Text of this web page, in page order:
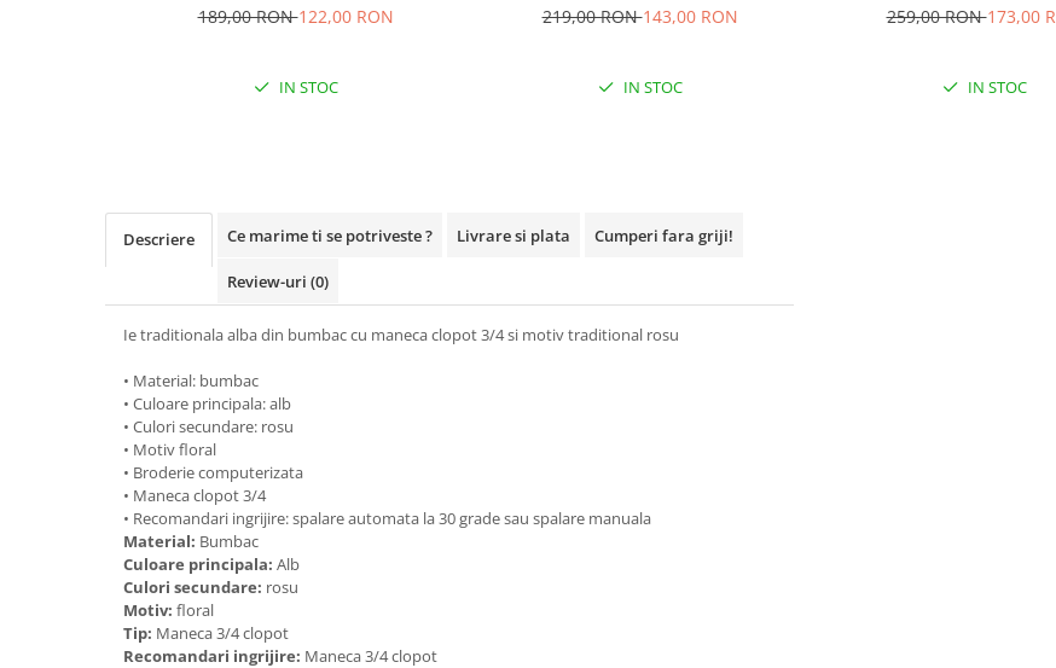
189,00 RON122,00 RON
IN STOC
219,00 RON143,00 RON
IN STOC
259,00 RON173,00
IN STOC
Descriere Ce marime ti se potriveste ? Livrare si plata Cumperi fara griji!
Review-uri (0)
Ie traditionala alba din bumbac cu maneca clopot 3/4 si motiv traditional rosu
• Material: bumbac
• Culoare principala: alb
• Culori secundare: rosu
• Motiv floral
• Broderie computerizata
• Maneca clopot 3/4
• Recomandari ingrijire: spalare automata la 30 grade sau spalare manuala
Material: Bumbac
Culoare principala: Alb
Culori secundare: rosu
Motiv: floral
Tip: Maneca 3/4 clopot
Recomandari ingrijire: Maneca 3/4 clopot